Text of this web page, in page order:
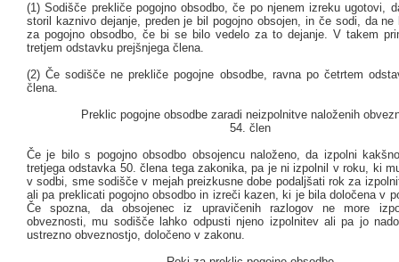
(1) Sodišče prekliče pogojno obsodbo, če po njenem izreku ugotovi,
storil kaznivo dejanje, preden je bil pogojno obsojen, in če sodi, da ne
za pogojno obsodbo, če bi se bilo vedelo za to dejanje. V takem
tretjem odstavku prejšnjega člena.
(2) Če sodišče ne prekliče pogojne obsodbe, ravna po četrtem
člena.
Preklic pogojne obsodbe zaradi neizpolnitve naloženih
54. člen
Če je bilo s pogojno obsodbo obsojencu naloženo, da izpolni
tretjega odstavka 50. člena tega zakonika, pa je ni izpolnil v roku, ki
v sodbi, sme sodišče v mejah preizkusne dobe podaljšati rok za
ali pa preklicati pogojno obsodbo in izreči kazen, ki je bila določena v
Če spozna, da obsojenec iz upravičenih razlogov ne more
obveznosti, mu sodišče lahko odpusti njeno izpolnitev ali pa jo
ustrezno obveznostjo, določeno v zakonu.